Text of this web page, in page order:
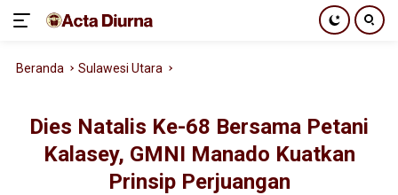
Beranda Sulawesi Utara
Dies Natalis Ke-68 Bersama Petani
Kalasey, GMNI Manado Kuatkan
Prinsip Perjuangan